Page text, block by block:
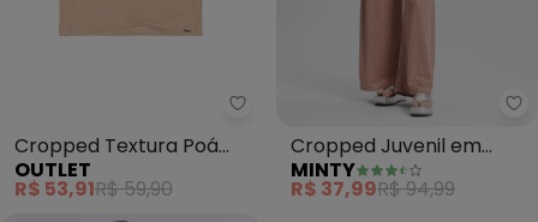
Outlet - Cropped Textura Poá
Cropped Textura Poá
Teen Feminino (Bege)
OUTLET
R$ 53,91R$ 59,90
Cropped Juvenil em
Lantejoula (Rose Gold)
MINTY
R$ 37,99R$ 94,99